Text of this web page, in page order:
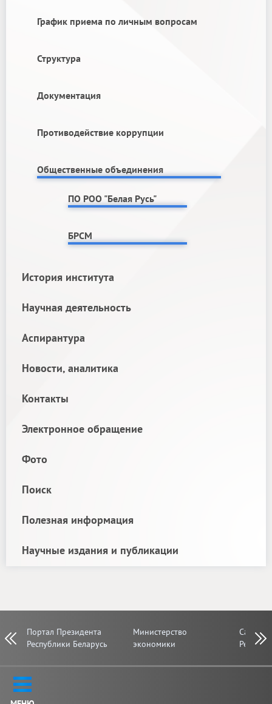
График приема по личным вопросам
Структура
Документация
Противодействие коррупции
Общественные объединения
ПО РОО "Белая Русь"
БРСМ
История института
Научная деятельность
Аспирантура
Новости, аналитика
Контакты
Электронное обращение
Фото
Поиск
Полезная информация
Научные издания и публикации
Prev Next
Портал Президента
Республики Беларусь
Министерство
экономики
Сайт